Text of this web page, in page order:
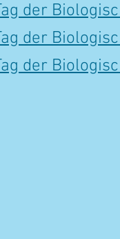
der
der
der